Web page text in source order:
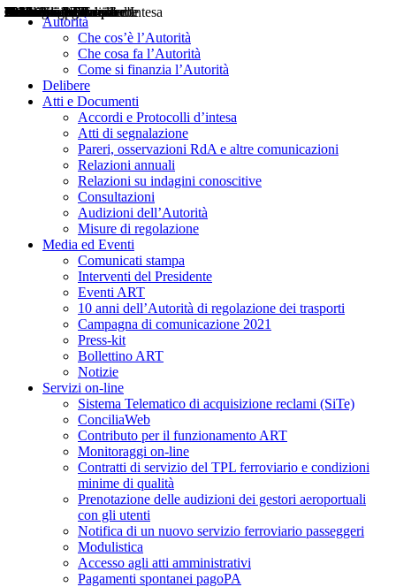
Autorità
Che cos’è l’Autorità
Che cosa fa l’Autorità
Come si finanzia l’Autorità
Delibere
Atti e Documenti
Accordi e Protocolli d’intesa
Atti di segnalazione
Pareri, osservazioni RdA e altre comunicazioni
Relazioni annuali
Relazioni su indagini conoscitive
Consultazioni
Audizioni dell’Autorità
Misure di regolazione
Media ed Eventi
Comunicati stampa
Interventi del Presidente
Eventi ART
10 anni dell’Autorità di regolazione dei trasporti
Campagna di comunicazione 2021
Press-kit
Bollettino ART
Notizie
Servizi on-line
Sistema Telematico di acquisizione reclami (SiTe)
ConciliaWeb
Contributo per il funzionamento ART
Monitoraggi on-line
Contratti di servizio del TPL ferroviario e condizioni
minime di qualità
Prenotazione delle audizioni dei gestori aeroportuali
con gli utenti
Notifica di un nuovo servizio ferroviario passeggeri
Modulistica
Accesso agli atti amministrativi
Pagamenti spontanei pagoPA
Delibere
Pareri
Consultazioni
Audizioni
Atti di Segnalazione
Accordi e Protocolli d'Intesa
Relazioni annuali
Misure di regolazione
Notizie
Comunicati Stampa
Bollettini ART
Convegni ART
Interviste del Presidente
Articoli in primo piano
Interventi del Presidente
2004
2005
2010
2013
2014
2015
2016
2017
2018
2019
202
2020
2021
2022
2023
2024
2025
2026
Aereo
Marittimo
Terrestre